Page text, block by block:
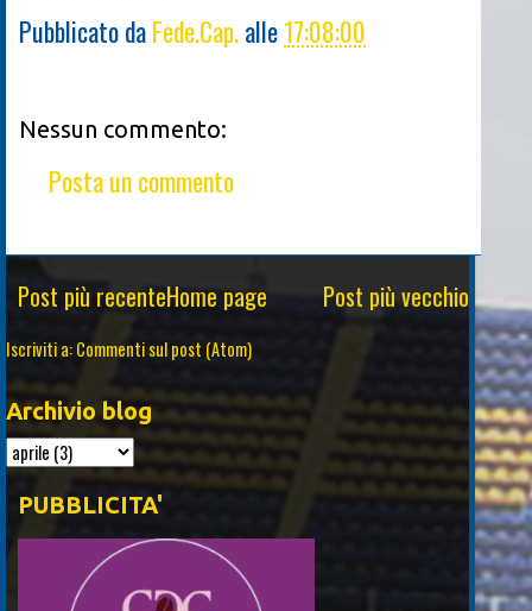
Pubblicato daFede.Cap.alle17:08:00
Nessun commento:
Posta un commento
Post più recente Post più vecchio
Home page
Iscriviti a:Commenti sul post (Atom)
Archivio blog
PUBBLICITA'